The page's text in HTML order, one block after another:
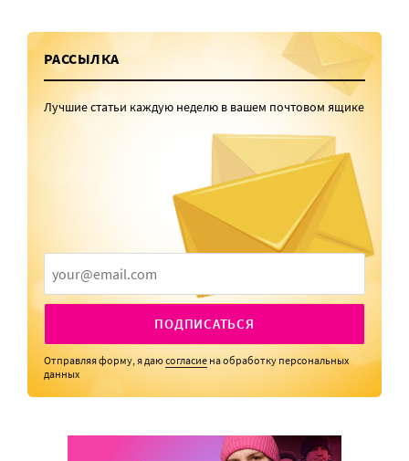
РАССЫЛКА
Лучшие статьи каждую неделю в вашем почтовом ящике
ПОДПИСАТЬСЯ
Отправляя форму, я даюсогласие на обработку персональных
данных